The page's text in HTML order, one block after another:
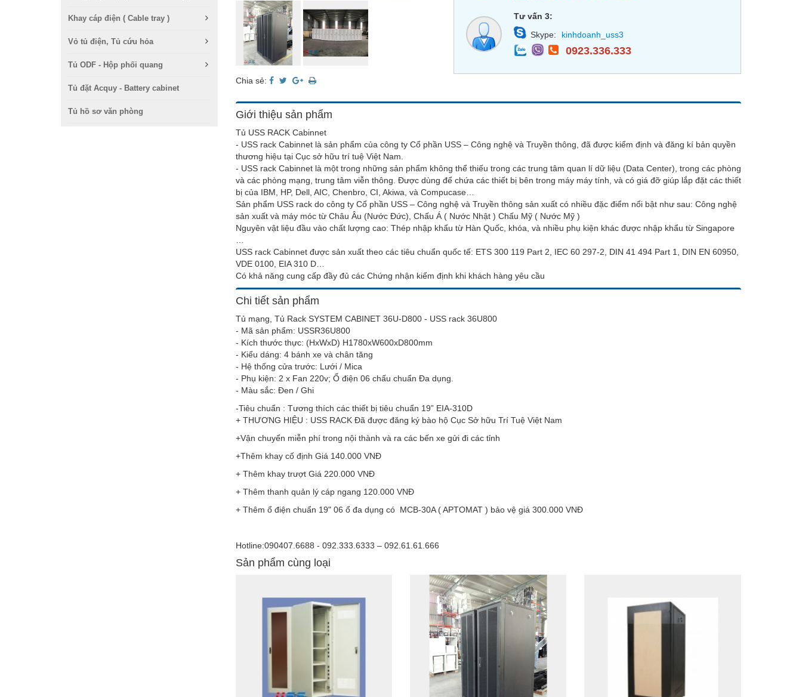
Khay cáp điện ( Cable tray )
Vỏ tủ điện, Tủ cứu hỏa
Tủ ODF - Hộp phối quang
Tủ đặt Acquy - Battery cabinet
Tủ hồ sơ văn phòng
Chia sẻ:
Tư vấn 3:
Skype:
kinhdoanh_uss3
0923.336.333
Giới thiệu sản phẩm
Tủ USS RACK Cabinnet
- USS rack Cabinnet là sản phẩm của công ty Cổ phần USS – Công nghệ và Truyền thông, đã được kiểm định và đăng kí bản quyền
thương hiệu tại Cục sở hữu trí tuệ Việt Nam.
- USS rack Cabinnet là một trong những sản phẩm không thể thiếu trong các trung tâm quan lí dữ liệu (Data Center), trong các phòng
và các phòng mạng, trung tâm viễn thông. Được dùng để chứa các thiết bị bên trong máy máy tính, và có giá đỡ giúp lắp đặt các thiết
bị của IBM, HP, Dell, AIC, Chenbro, CI, Akiwa, và Compucase…
Sản phẩm USS rack do công ty Cổ phần USS – Công nghệ và Truyền thông sản xuất có nhiều đặc điểm nổi bật như sau: Công nghệ
sản xuất và máy móc từ Châu Âu (Nước Đức), Chấu Á ( Nước Nhật ) Chấu Mỹ ( Nước Mỹ )
Nguyên vật liệu đầu vào chất lượng cao: Thép nhập khẩu từ Hàn Quốc, khóa, và nhiều phụ kiện khác được nhập khẩu từ Singapore
USS rack Cabinnet được sản xuất theo các tiêu chuẩn quốc tế: ETS 300 119 Part 2, IEC 60 297-2, DIN 41 494 Part 1, DIN EN 60950,
VDE 0100, EIA 310 D…
Có khả năng cung cấp đầy đủ các Chứng nhận kiểm định khi khách hàng yêu cầu
Chi tiết sản phẩm
Tủ mạng, Tủ Rack SYSTEM CABINET 36U-D800 - USS rack 36U800
- Mã sản phẩm: USSR36U800
- Kích thước thực: (HxWxD) H1780xW600xD800mm
- Kiểu dáng: 4 bánh xe và chân tăng
- Hệ thống cửa trước: Lưới / Mica
- Phụ kiện: 2 x Fan 220v; Ổ điện 06 chấu chuẩn Đa dụng.
- Màu sắc: Đen / Ghi
-Tiêu chuẩn : Tương thích các thiết bị tiêu chuẩn 19” EIA-310D
+ THƯƠNG HIỆU : USS RACK Đã được đăng ký bào hộ Cục Sở hữu Trí Tuệ Việt Nam
+Vận chuyển miễn phí trong nội thành và ra các bến xe gửi đi các tỉnh
+Thêm khay cố định Giá 140.000 VNĐ
+ Thêm khay trượt Giá 220.000 VNĐ
+ Thêm thanh quản lý cáp ngang 120.000 VNĐ
+ Thêm ổ điện chuẩn 19" 06 ổ đa dụng có MCB-30A ( APTOMAT ) bảo vệ giá 300.000 VNĐ
Hotline:090407.6688 - 092.333.6333 – 092.61.61.666
Sản phẩm cùng loại